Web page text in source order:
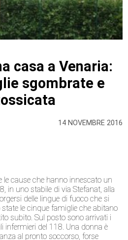
14 NOVEMBRE 2016
casa a Venaria:
sgombrate e
le cause che hanno innescato un
in uno stabile di via Stefanat, alla
delle lingue di fuoco che si
le cinque famiglie che abitano
subito. Sul posto sono arrivati i
infermieri del 118. Una donna è
al pronto soccorso, forse